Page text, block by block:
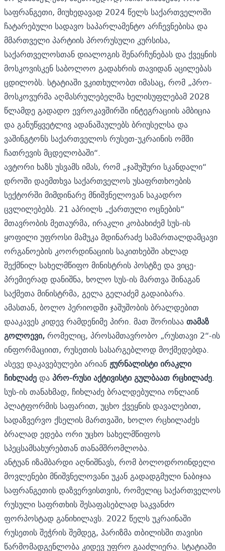
საფრანგეთი, მიუხედავად 2024 წელს საქართველოში
ჩატარებული სადავო საპარლამენტო არჩევნებისა და
მმართველი პარტიის პრორუსული კურსისა,
საქართველოსთან დიალოგის შენარჩუნებას და ქვეყნის
მოსკოვისკენ საბოლოო გადახრის თავიდან აცილებას
ცდილობს. სტატიაში ვკითხულობთ იმასაც, რომ „პრო-
მოსკოვურმა აღმასრულებელმა ხელისუფლებამ 2028
წლამდე გადადო ევროკავშირში ინტეგრაციის ამბიცია
და განუწყვეტლივ ადანაშაულებს ბრიუსელსა და
ვაშინგტონს საქართველოს რუსეთ-უკრაინის ომში
ჩათრევის მცდელობაში“.
ავტორი ხაზს უსვამს იმას, რომ „ჯაშუშური სკანდალი“
დროში დაემთხვა საქართველოს უსაფრთხოების
სექტორში მიმდინარე მნიშვნელოვან საკადრო
ცვლილებებს. 21 აპრილს „ქართული ოცნების“
მთავრობის მეთაურმა, ირაკლი კობახიძემ სუს-ის
ყოფილი უფროსი მამუკა მდინარაძე სამართალდამცავი
ორგანოების კოორდინაციის საკითხებში ახლად
შექმნილ სახელმწიფო მინისტრის პოსტზე და ვიცე-
პრემიერად დანიშნა, ხოლო სუს-ის მართვა შინაგან
საქმეთა მინისტრმა, გელა გელაძემ გადაიბარა.
ამასთან, ბოლო პერიოდში ჯაშუშობის ბრალდებით
დააკავეს კიდევ რამდენიმე პირი. მათ შორისაათამაზ
გოლოევი,რომელიც, პროსამთავრობო „რუსთავი 2“-ის
ინფორმაციით, რუსეთის სასარგებლოდ მოქმედებდა.
ასევედაკავებულები არიანჟურნალისტი ირაკლი
ჩიხლაძედაპრო-რუსი აქტივისტი გულბაათ რცხილაძე.
სუს-ის თანახმად, ჩიხლაძე ბრალდებულია ონლაინ
პლატფორმის საფარით, უცხო ქვეყნის დავალებით,
სადაზვერვო ქსელის მართვაში, ხოლო რცხილაძეს
ბრალად ედება ორი უცხო სახელმწიფოს
სპეცსამსახურებთან თანამშრომლობა.
ანტუან იზამბარდი აღნიშნავს, რომ ბოლოდროინდელი
მოვლენები მნიშვნელოვანი უკან გადადგმული ნაბიჯია
საფრანგეთის დაზვერვისთვის, რომელიც საქართველოს
რუსული საფრთხის შესაფასებლად საკვანძო
ფორპოსტად განიხილავს. 2022 წელს უკრაინაში
რუსეთის შეჭრის შემდეგ, პარიზმა თბილისში თავისი
წარმომადგენლობა კიდევ უფრო გააძლიერა. სტატიაში